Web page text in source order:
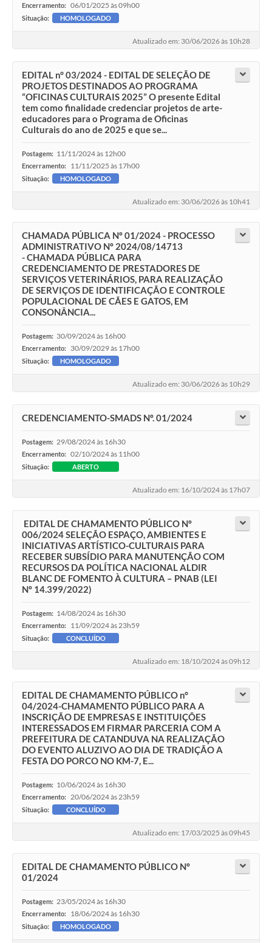
Encerramento: 06/01/2025 às 09h00
Situação: HOMOLOGADO
Atualizado em: 30/06/2026 às 10h28
EDITAL n° 03/2024 - EDITAL DE SELEÇÃO DE
PROJETOS DESTINADOS AO PROGRAMA
“OFICINAS CULTURAIS 2025” O presente Edital
tem como finalidade credenciar projetos de arte-
educadores para o Programa de Oficinas
Culturais do ano de 2025 e que se...
Postagem: 11/11/2024 às 12h00
Encerramento: 11/11/2025 às 17h00
Situação: HOMOLOGADO
Atualizado em: 30/06/2026 às 10h41
CHAMADA PÚBLICA Nº 01/2024 - PROCESSO
ADMINISTRATIVO Nº 2024/08/14713
- CHAMADA PÚBLICA PARA
CREDENCIAMENTO DE PRESTADORES DE
SERVIÇOS VETERINÁRIOS, PARA REALIZAÇÃO
DE SERVIÇOS DE IDENTIFICAÇÃO E CONTROLE
POPULACIONAL DE CÃES E GATOS, EM
CONSONÂNCIA...
Postagem: 30/09/2024 às 16h00
Encerramento: 30/09/2029 às 17h00
Situação: HOMOLOGADO
Atualizado em: 30/06/2026 às 10h29
CREDENCIAMENTO-SMADS Nº. 01/2024
Postagem: 29/08/2024 às 16h30
Encerramento: 02/10/2024 às 11h00
Situação: ABERTO
Atualizado em: 16/10/2024 às 17h07
EDITAL DE CHAMAMENTO PÚBLICO Nº
006/2024 SELEÇÃO ESPAÇO, AMBIENTES E
INICIATIVAS ARTÍSTICO-CULTURAIS PARA
RECEBER SUBSÍDIO PARA MANUTENÇÃO COM
RECURSOS DA POLÍTICA NACIONAL ALDIR
BLANC DE FOMENTO À CULTURA – PNAB (LEI
Nº 14.399/2022)
Postagem: 14/08/2024 às 16h30
Encerramento: 11/09/2024 às 23h59
Situação: CONCLUÍDO
Atualizado em: 18/10/2024 às 09h12
EDITAL DE CHAMAMENTO PÚBLICO n°
04/2024-CHAMAMENTO PÚBLICO PARA A
INSCRIÇÃO DE EMPRESAS E INSTITUIÇÕES
INTERESSADOS EM FIRMAR PARCERIA COM A
PREFEITURA DE CATANDUVA NA REALIZAÇÃO
DO EVENTO ALUZIVO AO DIA DE TRADIÇÃO A
FESTA DO PORCO NO KM-7, E...
Postagem: 10/06/2024 às 16h30
Encerramento: 20/06/2024 às 23h59
Situação: CONCLUÍDO
Atualizado em: 17/03/2025 às 09h45
EDITAL DE CHAMAMENTO PÚBLICO Nº
01/2024
Postagem: 23/05/2024 às 16h30
Encerramento: 18/06/2024 às 16h30
Situação: HOMOLOGADO